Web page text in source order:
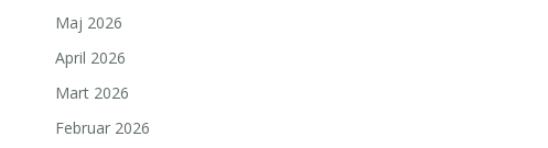
Maj 2026
April 2026
Mart 2026
Februar 2026